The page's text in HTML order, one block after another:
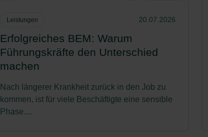
Leistungen 20.07.2026
Erfolgreiches BEM: Warum
Führungskräfte den Unterschied
machen
Nach längerer Krankheit zurück in den Job zu
kommen, ist für viele Beschäftigte eine sensible
Phase....